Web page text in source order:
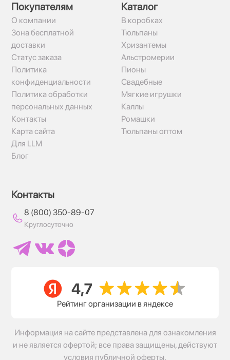
Покупателям
О компании
Зона бесплатной
доставки
Статус заказа
Политика
конфиденциальности
Политика обработки
персональных данных
Контакты
Карта сайта
Для LLM
Блог
Каталог
В коробках
Тюльпаны
Хризантемы
Альстромерии
Пионы
Свадебные
Мягкие игрушки
Каллы
Ромашки
Тюльпаны оптом
Контакты
8 (800) 350-89-07
Круглосуточно
Рейтинг организации в яндексе
Информация на сайте представлена для ознакомления
и не является офертой; все права защищены, действуют
условия публичной оферты.